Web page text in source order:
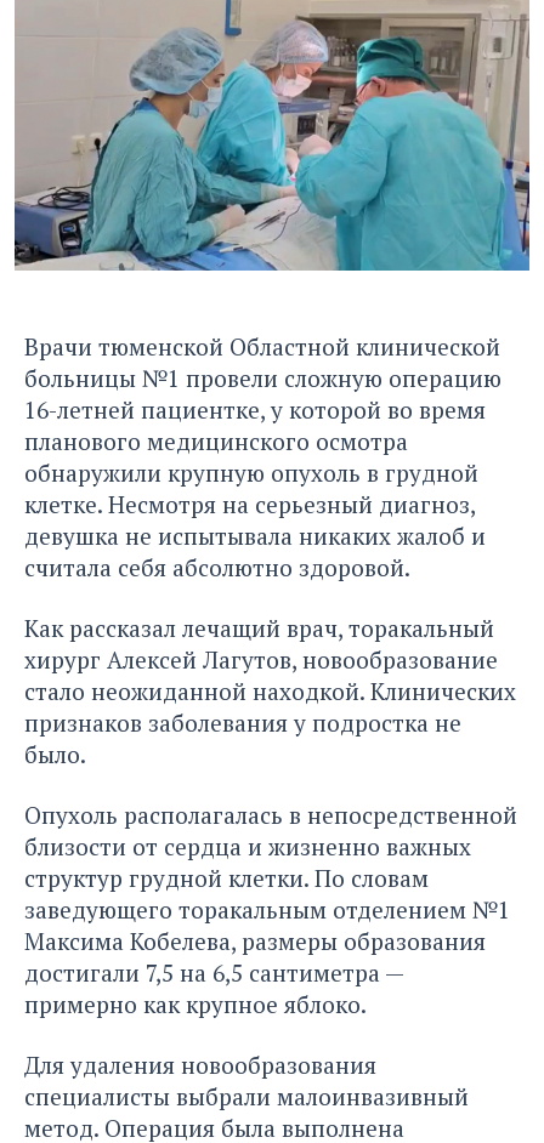
Врачи тюменской Областной клинической
больницы №1 провели сложную операцию
16-летней пациентке, у которой во время
планового медицинского осмотра
обнаружили крупную опухоль в грудной
клетке. Несмотря на серьезный диагноз,
девушка не испытывала никаких жалоб и
считала себя абсолютно здоровой.
Как рассказал лечащий врач, торакальный
хирург Алексей Лагутов, новообразование
стало неожиданной находкой. Клинических
признаков заболевания у подростка не
было.
Опухоль располагалась в непосредственной
близости от сердца и жизненно важных
структур грудной клетки. По словам
заведующего торакальным отделением №1
Максима Кобелева, размеры образования
достигали 7,5 на 6,5 сантиметра —
примерно как крупное яблоко.
Для удаления новообразования
специалисты выбрали малоинвазивный
метод. Операция была выполнена